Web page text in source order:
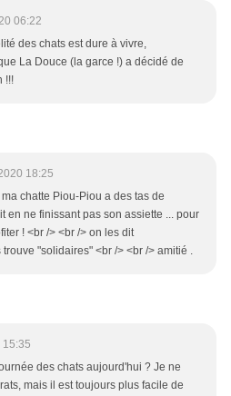
06:22
des chats est dure à vivre,
La Douce (la garce !) a décidé de
!!!
18:25
chatte Piou-Piou a des tas de
en ne finissant pas son assiette ... pour
! <br /> <br /> on les dit
"solidaires" <br /> <br /> amitié .
des chats aujourd'hui ? Je ne
mais il est toujours plus facile de